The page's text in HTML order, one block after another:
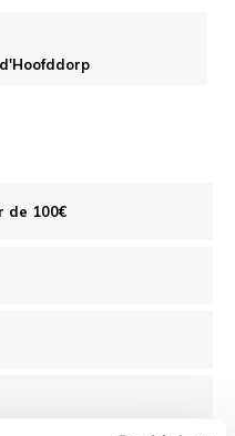
de 100€